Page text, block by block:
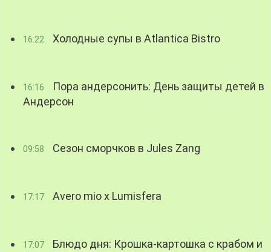
16:22 Холодные супы в Atlantica Bistro
16:16
Пора андерсонить: День защиты детей в
Андерсон
09:58 Сезон сморчков в Jules Zang
17:17 Avero mio x Lumisfera
17:07
Блюдо дня: Крошка-картошка с крабом и